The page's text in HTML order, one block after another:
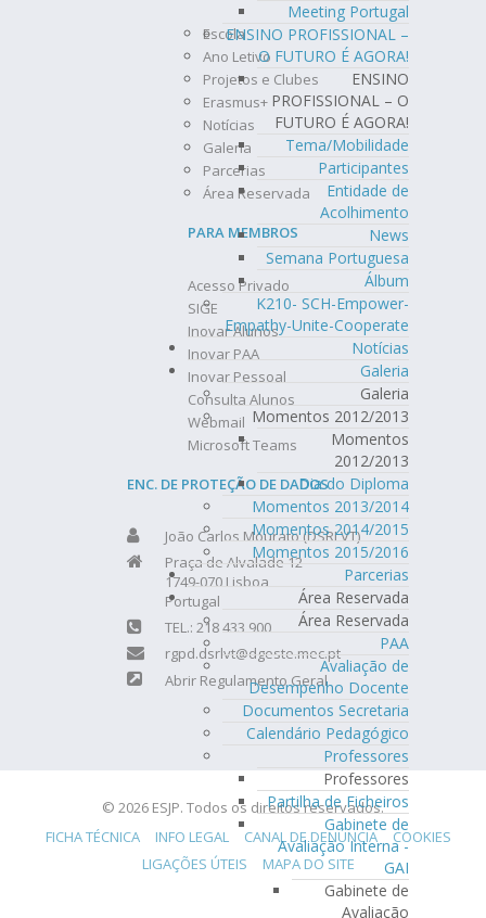
Meeting Portugal
ENSINO PROFISSIONAL –
O FUTURO É AGORA!
ENSINO
PROFISSIONAL – O
FUTURO É AGORA!
Tema/Mobilidade
Participantes
Entidade de
Acolhimento
News
Semana Portuguesa
Álbum
K210- SCH-Empower-
Empathy-Unite-Cooperate
Notícias
Galeria
Galeria
Momentos 2012/2013
Momentos
2012/2013
Dia do Diploma
Momentos 2013/2014
Momentos 2014/2015
Momentos 2015/2016
Parcerias
Área Reservada
Área Reservada
PAA
Avaliação de
Desempenho Docente
Documentos Secretaria
Calendário Pedagógico
Professores
Professores
Partilha de Ficheiros
Gabinete de
Avaliação Interna -
GAI
Gabinete de
Avaliação
Escola
Ano Letivo
Projetos e Clubes
Erasmus+
Notícias
Galeria
Parcerias
Área Reservada
PARA MEMBROS
Acesso Privado
SIGE
Inovar Alunos
Inovar PAA
Inovar Pessoal
Consulta Alunos
Webmail
Microsoft Teams
ENC. DE PROTEÇÃO DE DADOS
João Carlos Mourato (DSRLVT)
Praça de Alvalade 12
1749-070 Lisboa
Portugal
TEL.: 218 433 900
rgpd.dsrlvt@dgeste.mec.pt
Abrir Regulamento Geral
© 2026 ESJP. Todos os direitos reservados.
FICHA TÉCNICA
INFO LEGAL CANAL DE DENÚNCIA
COOKIES
LIGAÇÕES ÚTEIS
MAPA DO SITE